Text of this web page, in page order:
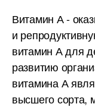
Витамин А -
и
витамин А для
развитию
витамина А
высшего сорта,